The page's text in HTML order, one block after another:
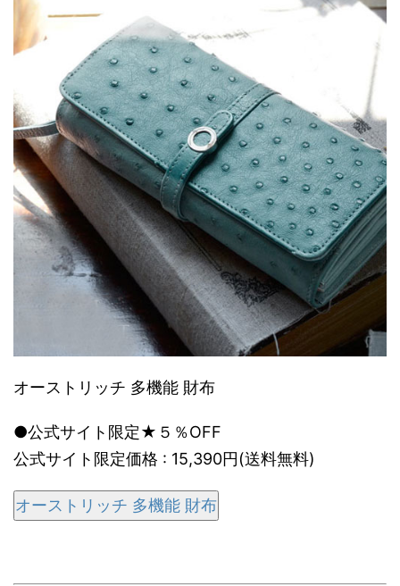
オーストリッチ 多機能 財布
●公式サイト限定★５％OFF
公式サイト限定価格 : 15,390円(送料無料)
オーストリッチ 多機能 財布